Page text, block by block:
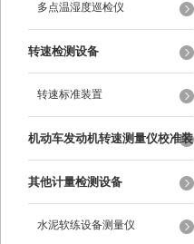
多点温湿度巡检仪
转速检测设备
转速标准装置
机动车发动机转速测量仪校准装
置
其他计量检测设备
水泥软练设备测量仪